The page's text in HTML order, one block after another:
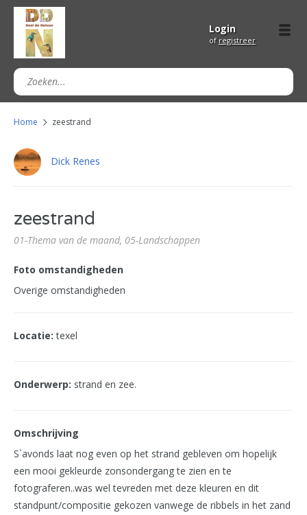
Login
of registreer
Home zeestrand
Dick Renes
zeestrand
01-Thema van de maand, 05-Landschappen
Foto omstandigheden
Overige omstandigheden
Locatie: texel
Onderwerp: strand en zee.
Omschrijving
S`avonds laat nog even op het strand gebleven om hopelijk
een mooi gekleurde zonsondergang te zien en te
fotograferen..was wel tevreden met deze kleuren en dit
standpunt/compositie gekozen vanwege de ribbels in het zand